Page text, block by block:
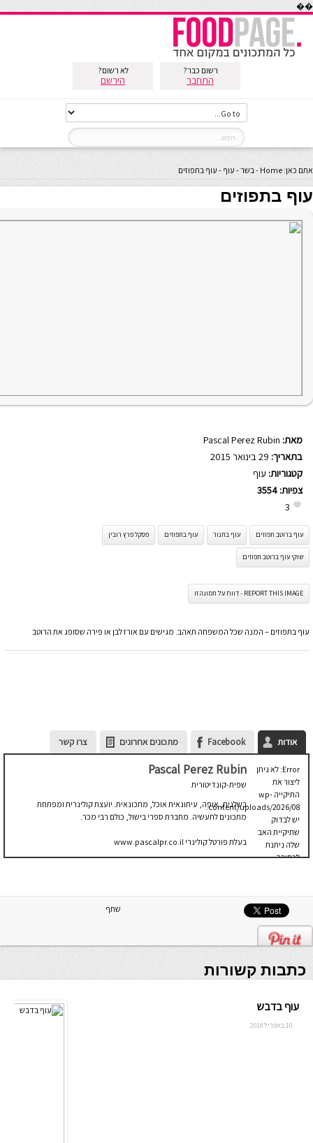
��
רשום כבר?
התחבר
לא רשום?
הירשם
אתם כאן: Home
-בשר- עוף - עוף בתפוזים
עוף בתפוזים
מאת: Pascal Perez Rubin
בתאריך:
קטגוריות: עוף
צפיות: 3554
3
עוף ברוטב תפוזים עוף בתנור עוף בתפוזים פסקל פרץ רובין
שוקי עוף ברוטב תפוזים
REPORT THIS IMAGE - דווח על תמונה זו
עוף בתפוזים – המנה שכל המשפחה תאהב. מגישים עם אורז לבן או פירה שסופג את הרוטב
אודות Facebook מתכונים אחרונים צרו קשר
Error: לא ניתן
ליצור את
התיקייה wp-
content/uploads/2026/08.
יש לבדוק
שתיקיית האב
שלה ניתנת
לכתיבה.
Pascal Perez Rubin
שפית-קונדיטורית
בשלנית, אופה, עיתונאית אוכל, מתכונאית. יועצת קולינרית ומפתחת
מתכונים לתעשיה. מחברת ספרי בישול, כולם רבי מכר.
בעלת פורטל קולינרי www.pascalpr.co.il
שתף
כתבות קשורות
עוף בדבש
10 באפריל 2018